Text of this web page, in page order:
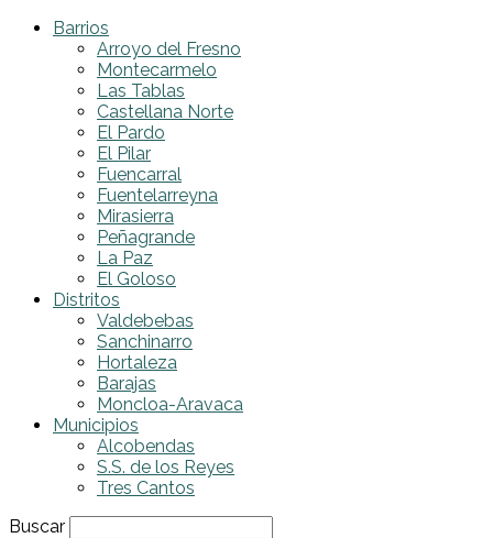
Barrios
Arroyo del Fresno
Montecarmelo
Las Tablas
Castellana Norte
El Pardo
El Pilar
Fuencarral
Fuentelarreyna
Mirasierra
Peñagrande
La Paz
El Goloso
Distritos
Valdebebas
Sanchinarro
Hortaleza
Barajas
Moncloa-Aravaca
Municipios
Alcobendas
S.S. de los Reyes
Tres Cantos
Buscar